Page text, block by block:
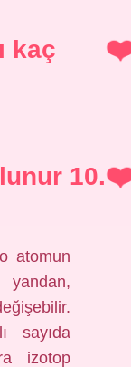
kaç
10.
atomun
yandan,
sayıda
izotop